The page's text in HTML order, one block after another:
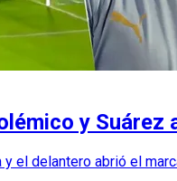
y
el delantero abrió el